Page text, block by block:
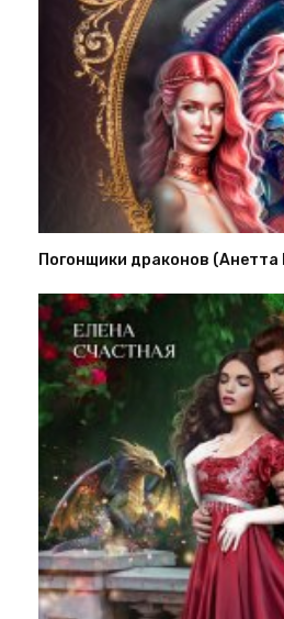
Погонщики драконов (Анетта